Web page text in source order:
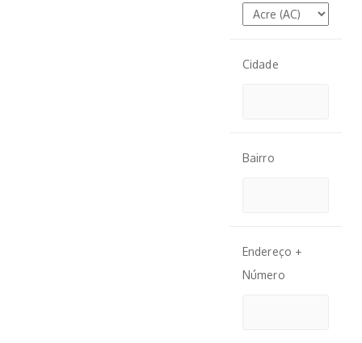
Cidade
Bairro
Endereço +
Número